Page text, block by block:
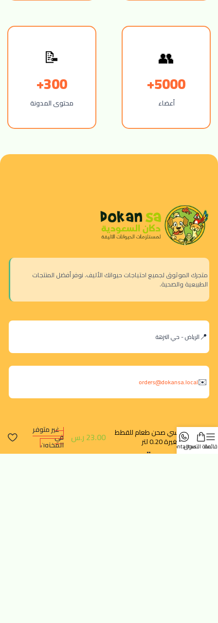
👥
5000+
أعضاء
📝
300+
محتوى المدونة
متجرك الموثوق لجميع احتياجات حيوانك الأليف. نوفر أفضل المنتجات
الطبيعية والصحية.
الرياض - حي النزهة
orders@dokansa.local
روابط سريعة
قائمةسلة التسوقcontact us
تركسي صحن طعام للقطط
الصغيرة 0.20 لتر 23.00 ر.س
غير متوفر
في
المخزون